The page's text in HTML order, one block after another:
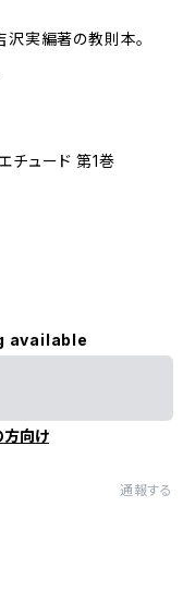
沢実編著の教則本。
チュード 第1巻
available
方向け
通報する